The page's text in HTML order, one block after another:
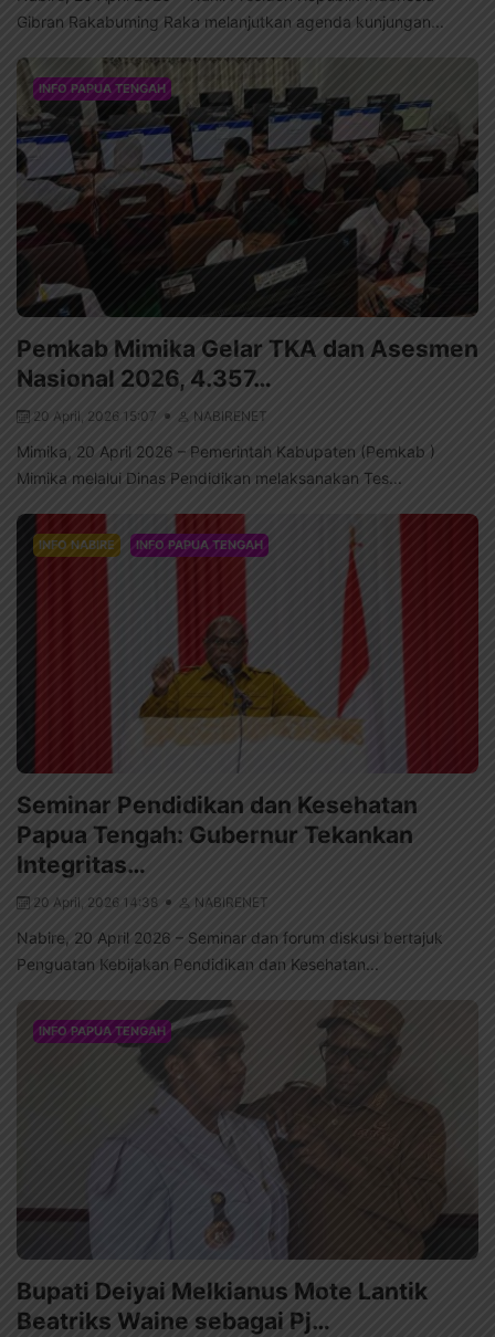
Gibran Rakabuming Raka melanjutkan agenda kunjungan...
INFO PAPUA TENGAH
Pemkab Mimika Gelar TKA dan Asesmen
Nasional 2026, 4.357…
20 April, 2026 15:07 NABIRENET
Mimika, 20 April 2026 – Pemerintah Kabupaten (Pemkab )
Mimika melalui Dinas Pendidikan melaksanakan Tes...
INFO NABIRE INFO PAPUA TENGAH
Seminar Pendidikan dan Kesehatan
Papua Tengah: Gubernur Tekankan
Integritas…
20 April, 2026 14:38 NABIRENET
Nabire, 20 April 2026 – Seminar dan forum diskusi bertajuk
Penguatan Kebijakan Pendidikan dan Kesehatan...
INFO PAPUA TENGAH
Bupati Deiyai Melkianus Mote Lantik
Beatriks Waine sebagai Pj…